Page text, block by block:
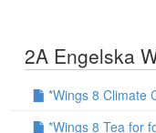
2A Engelska
*Wings 8 Climate
*Wings 8 Tea for